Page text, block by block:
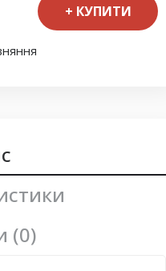
КУПИТИ
(0)